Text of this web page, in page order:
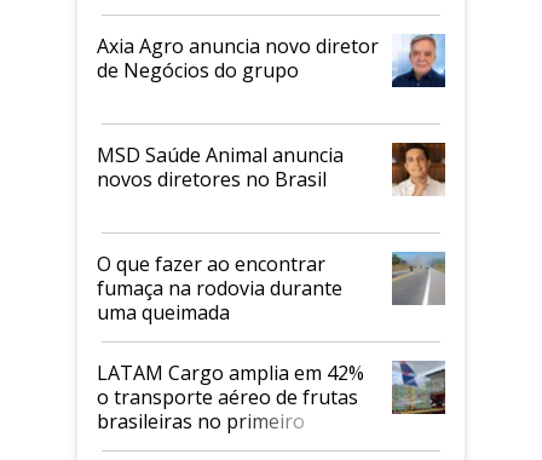
Axia Agro anuncia novo diretor
de Negócios do grupo
MSD Saúde Animal anuncia
novos diretores no Brasil
O que fazer ao encontrar
fumaça na rodovia durante
uma queimada
LATAM Cargo amplia em 42%
o transporte aéreo de frutas
brasileiras no primeiro
semestre